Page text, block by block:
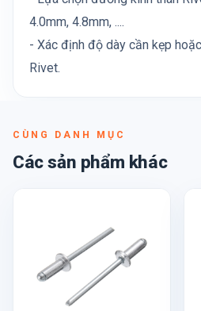
4.0mm, 4.8mm, ....
- Xác định độ dày cần kẹp
Rivet.
CÙNG DANH MỤC
Các sản phẩm khác